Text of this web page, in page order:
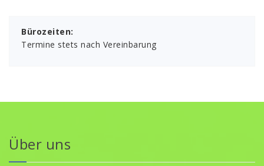
Bürozeiten:
Termine stets nach Vereinbarung
Über uns